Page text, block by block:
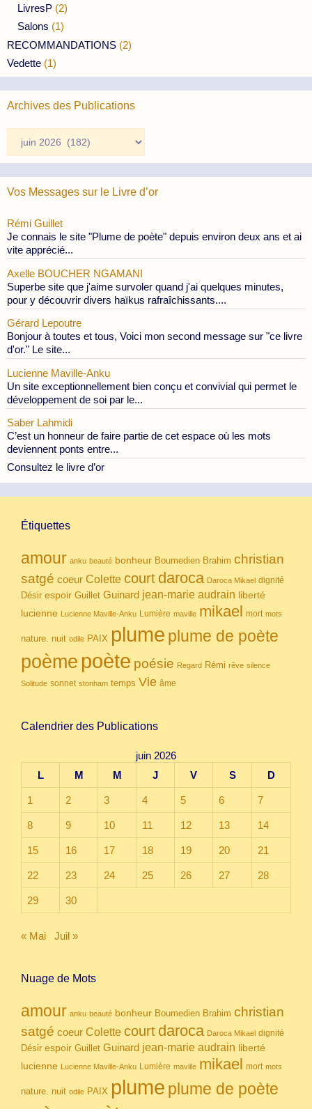
LivresP (2)
Salons (1)
RECOMMANDATIONS (2)
Vedette (1)
Archives des Publications
des
Publications
Vos Messages sur le Livre d’or
Rémi Guillet
Je connais le site "Plume de poète" depuis environ deux ans et ai
vite apprécié...
Axelle BOUCHER NGAMANI
Superbe site que j'aime survoler quand j'ai quelques minutes,
pour y découvrir divers haïkus rafraîchissants....
Gérard Lepoutre
Bonjour à toutes et tous, Voici mon second message sur "ce livre
d'or." Le site...
Lucienne Maville-Anku
Un site exceptionnellement bien conçu et convivial qui permet le
développement de soi par le...
Saber Lahmidi
C’est un honneur de faire partie de cet espace où les mots
deviennent ponts entre...
Consultez le livre d’or
Étiquettes
amour anku beauté bonheur Boumedien Brahim christian
satgé coeur Colette court daroca Daroca Mikael dignité
Désir espoir Guillet Guinard jean-marie audrain liberté
lucienne Lucienne Maville-Anku Lumière maville mikael mort mots
nature. nuit odile PAIX plume plume de poète
poème poète poésie Regard Rémi rêve silence
Solitude sonnet stonham temps Vie âme
Calendrier des Publications
juin 2026
L
M M J V S D
1 2 3 4 5 6 7
8 9 10 11 12 13 14
15 16 17 18 19 20 21
22 23 24 25 26 27 28
29 30
« Mai Juil »
Nuage de Mots
amour anku beauté bonheur Boumedien Brahim christian
satgé coeur Colette court daroca Daroca Mikael dignité
Désir espoir Guillet Guinard jean-marie audrain liberté
lucienne Lucienne Maville-Anku Lumière maville mikael mort mots
nature. nuit odile PAIX plume plume de poète